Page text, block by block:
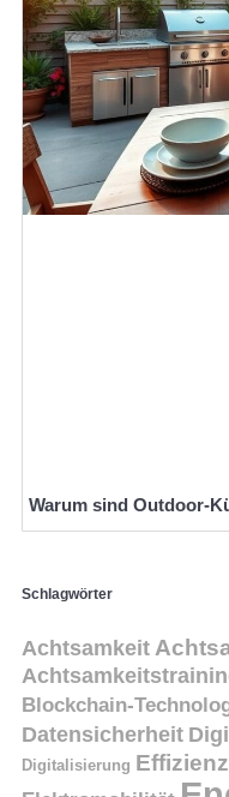
Warum sind Outdoor-
Schlagwörter
Achtsamkeit
Blockchain-
Datensicherheit
Digitalisierung